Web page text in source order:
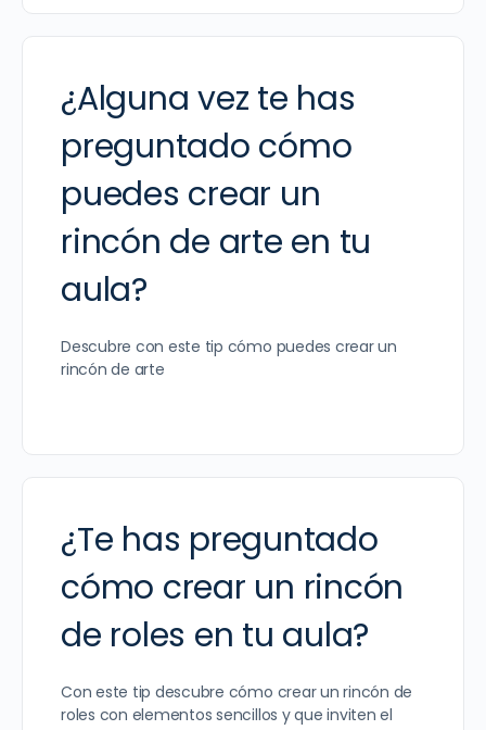
¿Alguna vez te has
preguntado cómo
puedes crear un
rincón de arte en tu
aula?
Descubre con este tip cómo puedes crear un
rincón de arte
¿Te has preguntado
cómo crear un rincón
de roles en tu aula?
Con este tip descubre cómo crear un rincón de
roles con elementos sencillos y que inviten el